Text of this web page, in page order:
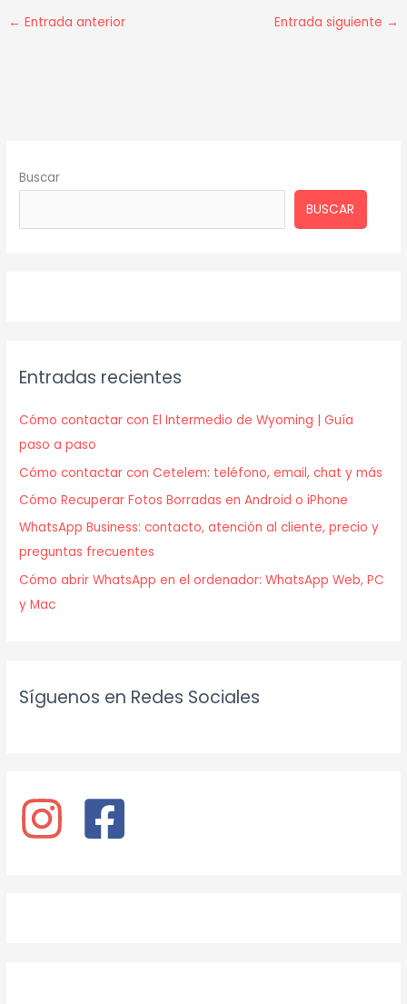
← Entrada anterior Entrada siguiente →
Buscar
BUSCAR
Entradas recientes
Cómo contactar con El Intermedio de Wyoming | Guía
paso a paso
Cómo contactar con Cetelem: teléfono, email, chat y más
Cómo Recuperar Fotos Borradas en Android o iPhone
WhatsApp Business: contacto, atención al cliente, precio y
preguntas frecuentes
Cómo abrir WhatsApp en el ordenador: WhatsApp Web, PC
y Mac
Síguenos en Redes Sociales